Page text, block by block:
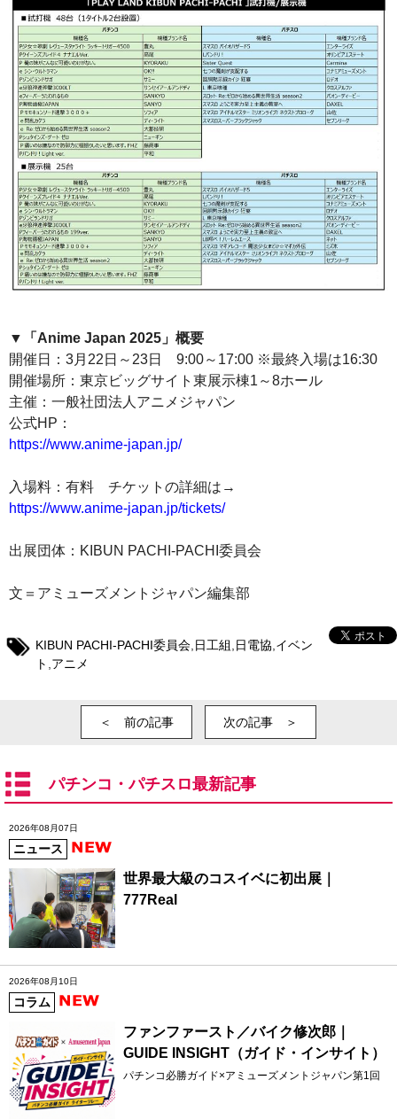
▼「Anime Japan 2025」概要
開催日：3月22日～23日 9:00～17:00 ※最終入場は16:30
開催場所：東京ビッグサイト東展示棟1～8ホール
主催：一般社団法人アニメジャパン
公式HP：
https://www.anime-japan.jp/
入場料：有料 チケットの詳細は→
https://www.anime-japan.jp/tickets/
出展団体：KIBUN PACHI-PACHI委員会
文＝アミューズメントジャパン編集部
KIBUN PACHI-PACHI委員会,日工組,日電協,イベン
ト ,アニメ
＜ 前の記事 次の記事 ＞
パチンコ・パチスロ最新記事
2026年08月07日
ニュース
世界最大級のコスイベに初出展｜
777Real
2026年08月10日
コラム
ファンファースト／バイク修次郎｜
GUIDE INSIGHT（ガイド・インサイト）
パチンコ必勝ガイド×アミューズメントジャパン第1回